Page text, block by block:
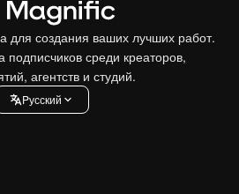
для создания ваших лучших работ.
среди креаторов,
агентств и студий.
Pусский